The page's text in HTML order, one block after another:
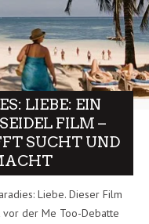
LIEBE: EIN
FILM –
SUCHT UND
Liebe. Dieser Film
der Me Too-Debatte